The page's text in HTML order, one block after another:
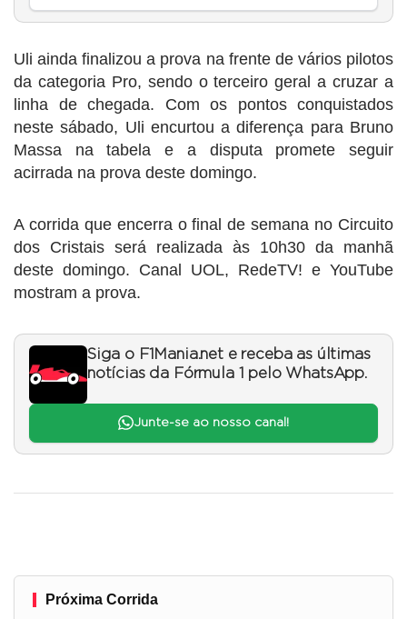
Uli ainda finalizou a prova na frente de vários pilotos
da categoria Pro, sendo o terceiro geral a cruzar a
linha de chegada. Com os pontos conquistados
neste sábado, Uli encurtou a diferença para Bruno
Massa na tabela e a disputa promete seguir
acirrada na prova deste domingo.
A corrida que encerra o final de semana no Circuito
dos Cristais será realizada às 10h30 da manhã
deste domingo. Canal UOL, RedeTV! e YouTube
mostram a prova.
Siga o F1Mania.net e receba as últimas
notícias da Fórmula 1 pelo WhatsApp.
Junte-se ao nosso canal!
Próxima Corrida